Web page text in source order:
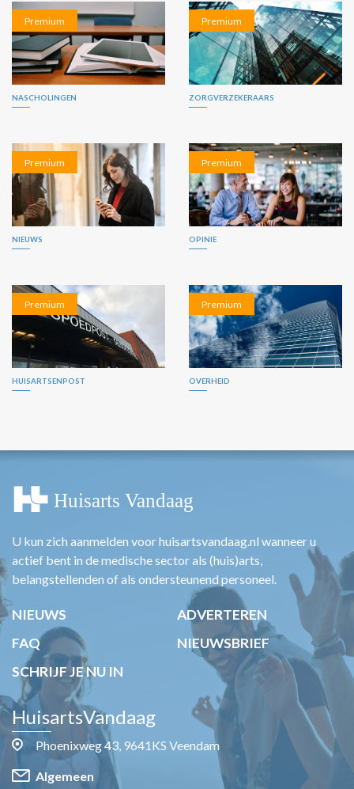
Premium
NASCHOLINGEN
Premium
ZORGVERZEKERAARS
Premium
NIEUWS
Premium
OPINIE
Premium
HUISARTSENPOST
Premium
OVERHEID
U kun zich aanmelden voor huisartsvandaag.nl wanneer u
actief bent in de medische sector als (huis)arts,
belangstellenden of als ondersteunend personeel.
NIEUWS
ADVERTEREN
FAQ
NIEUWSBRIEF
SCHRIJF JE NU IN
HuisartsVandaag
Phoenixweg 43, 9641KS Veendam
Algemeen